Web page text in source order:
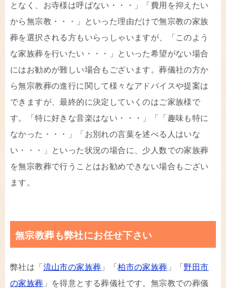
となく、お寺様は呼ばない・・・」「費用を抑えたい
から無宗教・・・」といった理由だけで無宗教の家族
葬を選択される方もいらっしゃいますが、「このよう
な家族葬を行いたい・・・」といった希望がない場合
にはお勧めが難しい場合もございます。葬儀社の方か
ら無宗教葬の進行に関して様々なアドバイスや提案は
できますが、最終的に決定していくのはご家族様で
す。「特に好きな音楽はない・・・」「「趣味も特に
なかった・・・」「お別れの言葉を述べる人はいな
い・・・」といった状況の場合に、少人数での家族葬
を無宗教葬で行うことはお勧めできない場合もござい
ます。
無宗教葬も弊社にお任せ下さい
弊社は「 流山市の家族葬 」「柏市の家族葬 」「 野田市
の家族葬 」を得意とする葬儀社です。無宗教での葬儀